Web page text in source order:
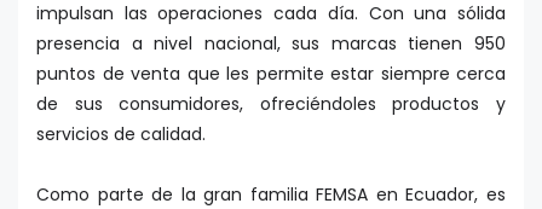
impulsan las operaciones cada día. Con una sólida
presencia a nivel nacional, sus marcas tienen 950
puntos de venta que les permite estar siempre cerca
de sus consumidores, ofreciéndoles productos y
servicios de calidad.
Como parte de la gran familia FEMSA en Ecuador, es